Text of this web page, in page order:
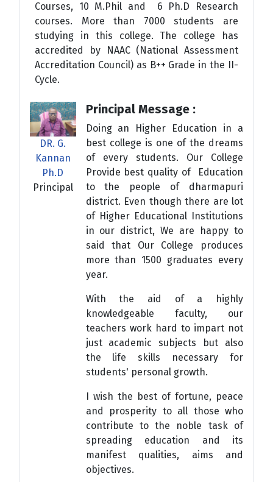
Courses, 10 M.Phil and 6 Ph.D Research
courses. More than 7000 students are
studying in this college. The college has
accredited by NAAC (National Assessment
Accreditation Council) as B++ Grade in the II-
Cycle.
DR. G.
Kannan
Ph.D
Principal
Principal Message :
Doing an Higher Education in a
best college is one of the dreams
of every students. Our College
Provide best quality of Education
to the people of dharmapuri
district. Even though there are lot
of Higher Educational Institutions
in our district, We are happy to
said that Our College produces
more than 1500 graduates every
year.
With the aid of a highly
knowledgeable faculty, our
teachers work hard to impart not
just academic subjects but also
the life skills necessary for
students' personal growth.
I wish the best of fortune, peace
and prosperity to all those who
contribute to the noble task of
spreading education and its
manifest qualities, aims and
objectives.
இளநிலை மாணவர் சேர்க்கை :
இளநிலை பாடப்பிரிவுகளில் கூடுதலாக சேர்க்கப்பட்ட
இடங்கள் (Increased intake)மற்றும் Quota